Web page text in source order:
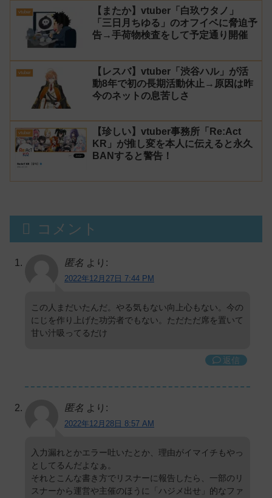
vtuber
【またか】vtuber「白玖ウタノ」
「三日月ちゆる」のオフイベに脅迫予
告→手荷物検査をして予定通り開催
vtuber
【レスバ】vtuber「渋谷ハル」が活
動8年で初の長期活動休止→原因は昨
今のネットの息苦しさ
vtuber
【珍しい】vtuber事務所「Re:Act
KR」が推し変を本人に伝えると永久
BANすると警告！
コメント
匿名 より:
2022年12月27日 7:44 PM
この人まだいたんだ。やる気もない向上心もない。今の
にじを作り上げた功労者でもない。ただただ席を置いて
甘い汁吸ってるだけ
返信
匿名 より:
2022年12月28日 8:57 AM
入力漏れとかエラー吐いたとか、理由がイマイチもやっ
としてるんだよなぁ。
それとこんな書き方でリスナーに報告したら、一部のリ
スナーから運営や主催のほうに「ハジメ出せ」的なファ